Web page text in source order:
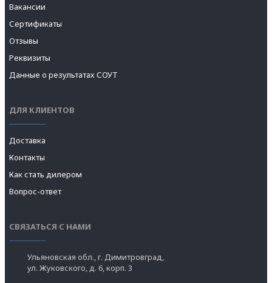
Вакансии
Сертификаты
Отзывы
Реквизиты
Данные о результатах СОУТ
ДЛЯ КЛИЕНТОВ
Доставка
Контакты
Как стать дилером
Вопрос-ответ
СВЯЗАТЬСЯ С НАМИ
Ульяновская обл., г. Димитровград,
ул. Жуковского, д. 6, корп. 3